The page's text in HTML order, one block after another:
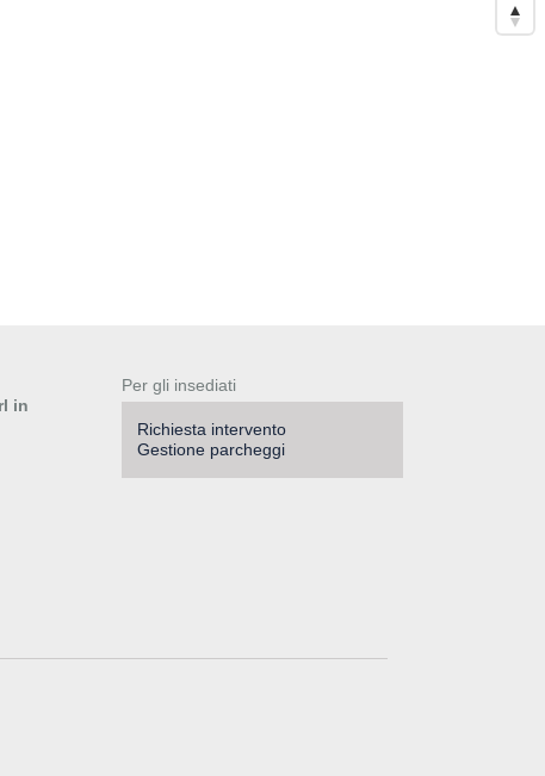
in
Per gli insediati
Richiesta intervento
Gestione parcheggi